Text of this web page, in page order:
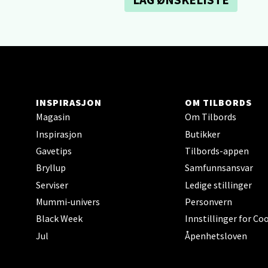
INSPIRASJON
Magasin
Inspirasjon
Gavetips
Bryllup
Serviser
Mummi-univers
Black Week
Jul
OM TILBORDS
Om Tilbords
Butikker
Tilbords-appen
Samfunnsansvar
Ledige stillinger
Personvern
Innstillinger for
Åpenhetsloven
Åpent i